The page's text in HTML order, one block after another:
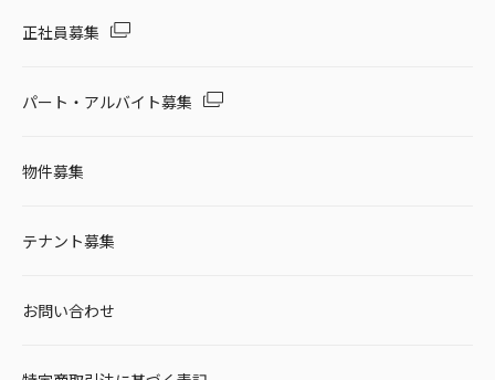
正社員募集
パート・アルバイト募集
物件募集
テナント募集
お問い合わせ